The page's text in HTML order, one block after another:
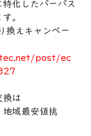
化したパーパス
。
換えキャンペー
post/ec
換は
地域最安値挑